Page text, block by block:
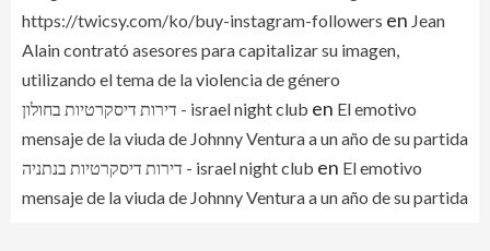
https://twicsy.com/ko/buy-instagram-followers en Jean
Alain contrató asesores para capitalizar su imagen,
utilizando el tema de la violencia de género
דירות דיסקרטיות בחולון - israel night club en El emotivo
mensaje de la viuda de Johnny Ventura a un año de su partida
דירות דיסקרטיות בנתניה - israel night club en El emotivo
mensaje de la viuda de Johnny Ventura a un año de su partida